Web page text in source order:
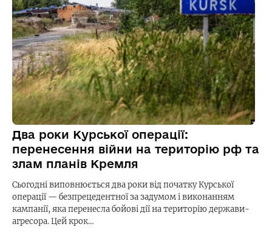
Два роки Курської операції:
перенесення війни на територію рф та
злам планів Кремля
Сьогодні виповнюється два роки від початку Курської
операції — безпрецедентної за задумом і виконанням
кампанії, яка перенесла бойові дії на територію держави-
агресора. Цей крок…